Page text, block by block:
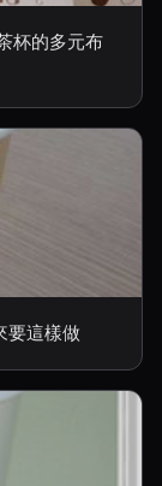
杯的多元布
要這樣做